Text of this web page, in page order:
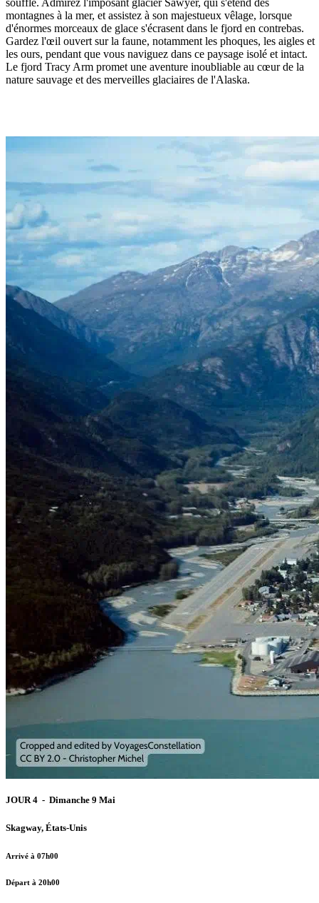
souffle. Admirez l'imposant glacier Sawyer, qui s'étend des
montagnes à la mer, et assistez à son majestueux vêlage, lorsque
d'énormes morceaux de glace s'écrasent dans le fjord en contrebas.
Gardez l'œil ouvert sur la faune, notamment les phoques, les aigles et
les ours, pendant que vous naviguez dans ce paysage isolé et intact.
Le fjord Tracy Arm promet une aventure inoubliable au cœur de la
nature sauvage et des merveilles glaciaires de l'Alaska.
JOUR 4 - Dimanche 9 Mai
Skagway, États-Unis
Arrivé à 07h00
Départ à 20h00